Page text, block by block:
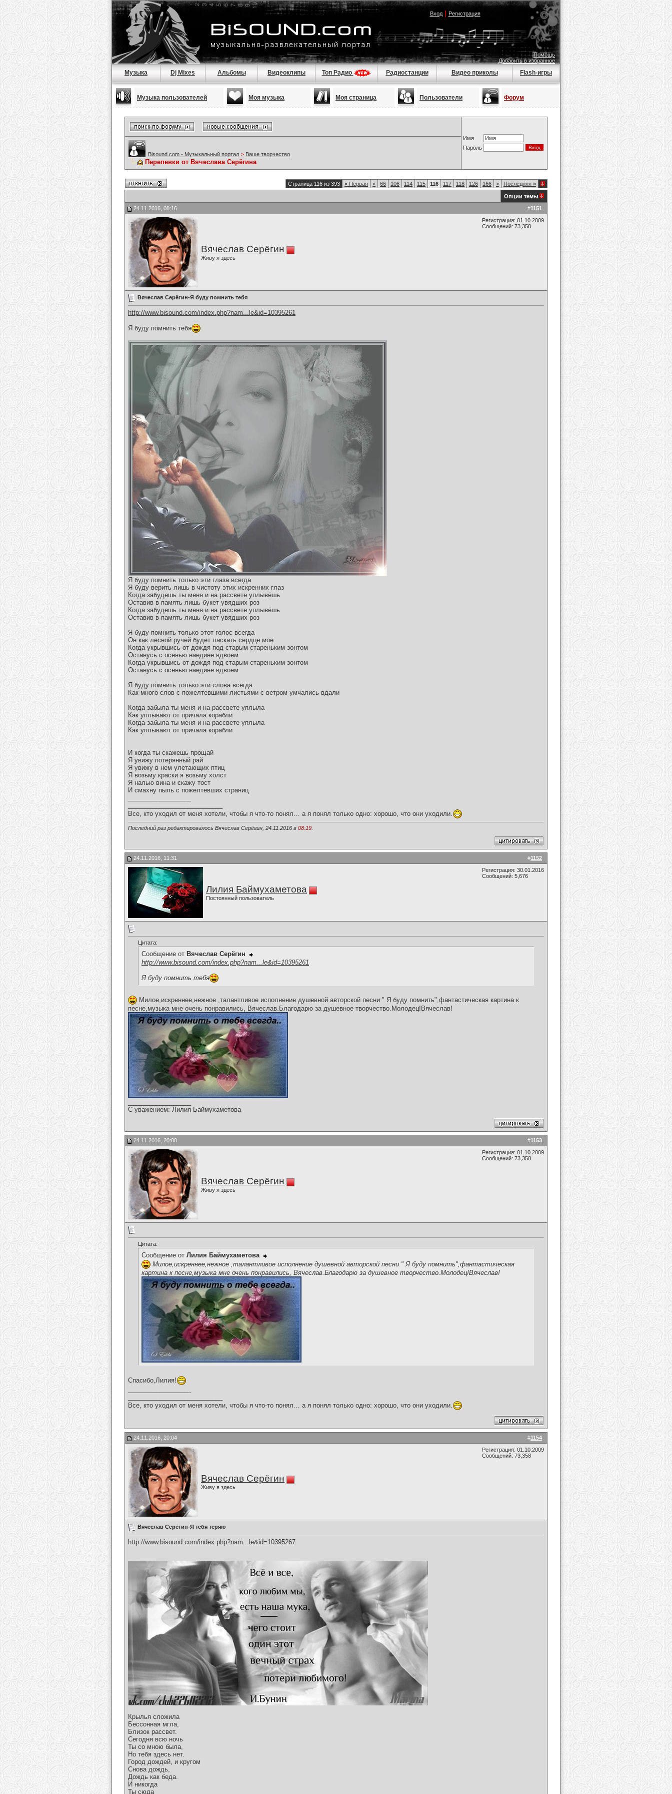
Вход| Регистрация
Помощь
Добавить в избранное
Музыка Dj Mixes Альбомы Видеоклипы Топ Радио Радиостанции Видео приколы Flash-игры
Музыка пользователей Моя музыка Моя страница Пользователи Форум
Имя
Пароль
Bisound.com - Музыкальный портал > Ваше творчество
Перепевки от Вячеслава Серёгина
Страница 116 из 393 « Первая < 66 106 114 115 116 117 118 126 166 > Последняя »
Опции темы
#1151
24.11.2016, 08:16
Вячеслав Серёгин
Живу я здесь
Регистрация: 01.10.2009
Сообщений: 73,358
Вячеслав Серёгин-Я буду помнить тебя
http://www.bisound.com/index.php?nam...le&id=10395261
Я буду помнить тебя
Я буду помнить только эти глаза всегда
Я буду верить лишь в чистоту этих искренних глаз
Когда забудешь ты меня и на рассвете уплывёшь
Оставив в память лишь букет увядших роз
Когда забудешь ты меня и на рассвете уплывёшь
Оставив в память лишь букет увядших роз
Я буду помнить только этот голос всегда
Он как лесной ручей будет ласкать сердце мое
Когда укрывшись от дождя под старым стареньким зонтом
Останусь с осенью наедине вдвоем
Когда укрывшись от дождя под старым стареньким зонтом
Останусь с осенью наедине вдвоем
Я буду помнить только эти слова всегда
Как много слов с пожелтевшими листьями с ветром умчались вдали
Когда забыла ты меня и на рассвете уплыла
Как уплывают от причала корабли
Когда забыла ты меня и на рассвете уплыла
Как уплывают от причала корабли
И когда ты скажешь прощай
Я увижу потерянный рай
Я увижу в нем улетающих птиц
Я возьму краски я возьму холст
Я налью вина и скажу тост
И смахну пыль с пожелтевших страниц
Все, кто уходил от меня хотели, чтобы я что-то понял… а я понял только одно: хорошо, что они уходили.
Последний раз редактировалось Вячеслав Серёгин, 24.11.2016 в 08:19
#1152
24.11.2016, 11:31
Лилия Баймухаметова
Постоянный пользователь
Регистрация: 30.01.2016
Сообщений: 5,676
Цитата:
Сообщение от Вячеслав Серёгин
http://www.bisound.com/index.php?nam...le&id=10395261
Я буду помнить тебя
Милое,искреннее,нежное ,талантливое исполнение душевной авторской песни " Я буду помнить",фантастическая картина к
песне,музыка мне очень понравились, Вячеслав.Благодарю за душевное творчество.Молодец!Вячеслав!
С уважением: Лилия Баймухаметова
#1153
24.11.2016, 20:00
Вячеслав Серёгин
Живу я здесь
Регистрация: 01.10.2009
Сообщений: 73,358
Цитата:
Сообщение от Лилия Баймухаметова
Милое,искреннее,нежное ,талантливое исполнение душевной авторской песни " Я буду помнить",фантастическая
картина к песне,музыка мне очень понравились, Вячеслав.Благодарю за душевное творчество.Молодец!Вячеслав!
Спасибо,Лилия!
Все, кто уходил от меня хотели, чтобы я что-то понял… а я понял только одно: хорошо, что они уходили.
#1154
24.11.2016, 20:04
Вячеслав Серёгин
Живу я здесь
Регистрация: 01.10.2009
Сообщений: 73,358
Вячеслав Серёгин-Я тебя теряю
http://www.bisound.com/index.php?nam...le&id=10395267
Крылья сложила
Бессонная мгла,
Близок рассвет.
Сегодня всю ночь
Ты со мною была,
Но тебя здесь нет.
Город дождей, и кругом
Снова дождь,
Дождь как беда.
И никогда
Ты сюда